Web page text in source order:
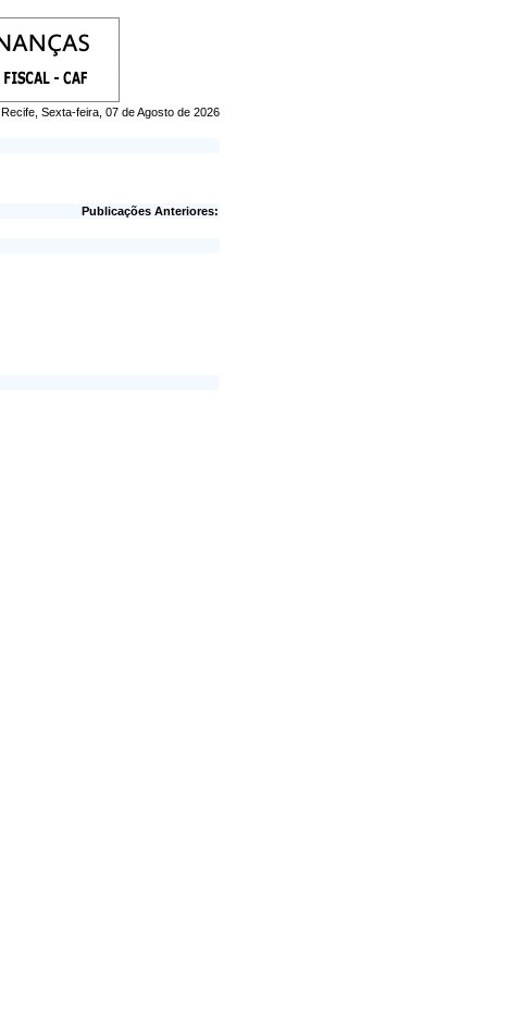
Recife, Sexta-feira, 07 de Agosto de 2026
Publicações Anteriores: